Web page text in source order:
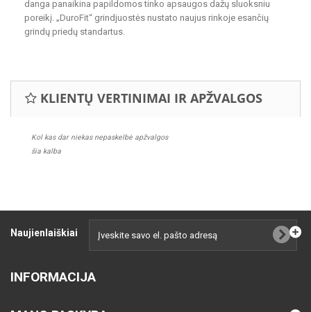
danga panaikina papildomos tinko apsaugos dažų sluoksniu
poreikį. „DuroFit“ grindjuostės nustato naujus rinkoje esančių
grindų priedų standartus.
KLIENTŲ VERTINIMAI IR APŽVALGOS
Kol kas dar niekas nepaskelbė apžvalgos
šia kalba
Naujienlaiškiai
INFORMACIJA